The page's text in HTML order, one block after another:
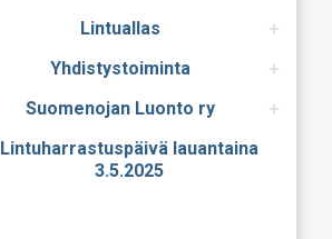
Lintuallas
Yhdistystoiminta
Suomenojan Luonto ry
Lintuharrastuspäivä lauantaina
3.5.2025